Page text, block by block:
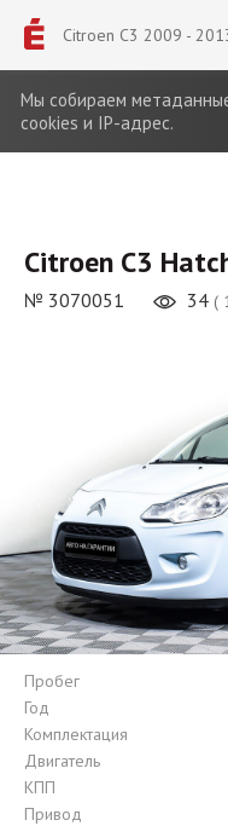
Citroen C3 2009 -
Мы собираем
cookies и IP-адрес.
Citroen C3
№ 3070051 34 (
Пробег
Год
Комплектация
Двигатель
КПП
Привод